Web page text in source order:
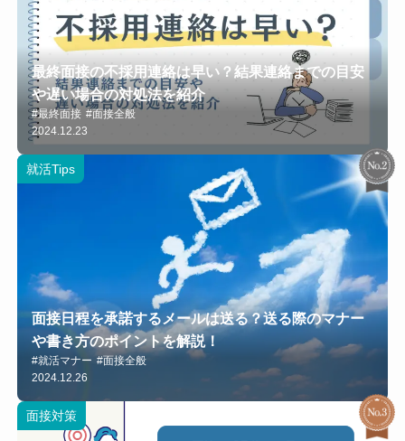
最終面接の不採用連絡は早い？結果連絡までの目安
や遅い場合の対処法を紹介
#最終面接 #面接全般
2024.12.23
就活Tips
面接日程を承諾するメールは送る？送る際のマナー
や書き方のポイントを解説！
#就活マナー #面接全般
2024.12.26
面接対策